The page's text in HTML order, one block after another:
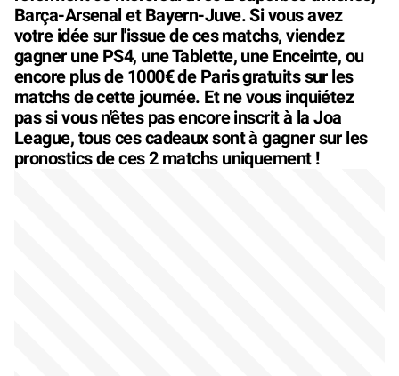
Barça-Arsenal et Bayern-Juve. Si vous avez
votre idée sur l'issue de ces matchs, viendez
gagner une PS4, une Tablette, une Enceinte, ou
encore plus de 1000€ de Paris gratuits sur les
matchs de cette journée. Et ne vous inquiétez
pas si vous n'êtes pas encore inscrit à la Joa
League, tous ces cadeaux sont à gagner sur les
pronostics de ces 2 matchs uniquement !